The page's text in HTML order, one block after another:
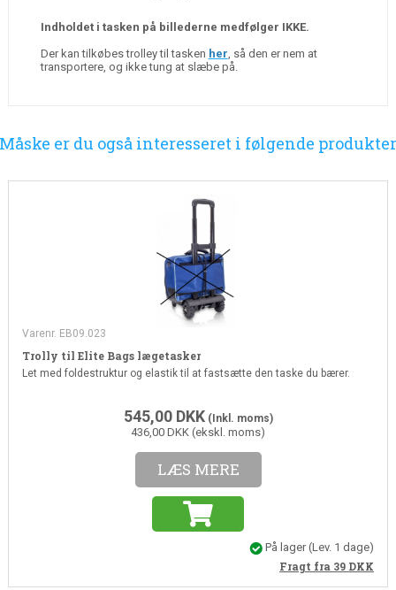
Indholdet i tasken på billederne medfølger IKKE.
Der kan tilkøbes trolley til tasken her, så den er nem at
transportere, og ikke tung at slæbe på.
Måske er du også interesseret i følgende produkter
Varenr. EB09.023
Trolly til Elite Bags lægetasker
Let med foldestruktur og elastik til at fastsætte den taske du bærer.
545,00 DKK(Inkl. moms)
436,00 DKK (ekskl. moms)
LÆS MERE
På lager(Lev. 1 dage)
Fragt fra 39 DKK